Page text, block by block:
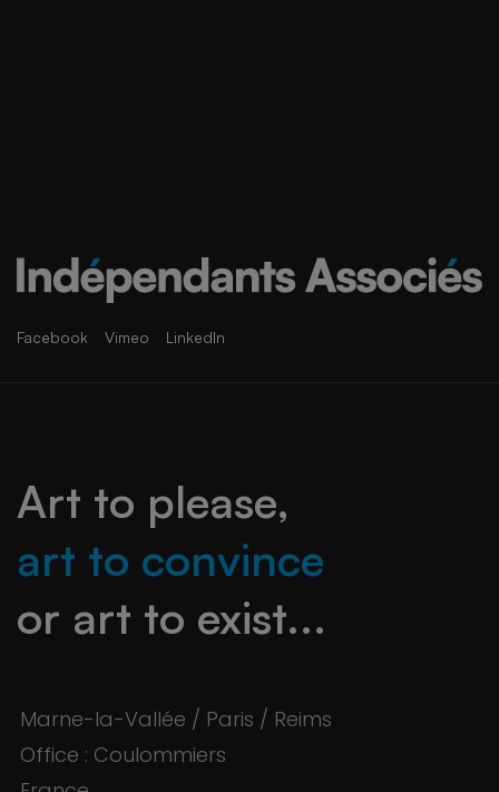
Facebook Vimeo LinkedIn
Art to please,
art to convince
or art to exist...
Marne-la-Vallée / Paris / Reims
Office : Coulommiers